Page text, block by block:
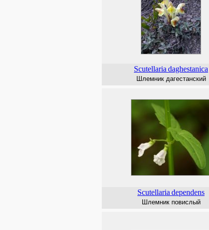
Scutellaria daghestanica
Шлемник дагестанский
Scutellaria dependens
Шлемник повислый